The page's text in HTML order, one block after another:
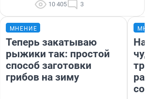
10 405 3
МНЕНИЕ
Теперь закатываю
рыжики так: простой
способ заготовки
грибов на зиму